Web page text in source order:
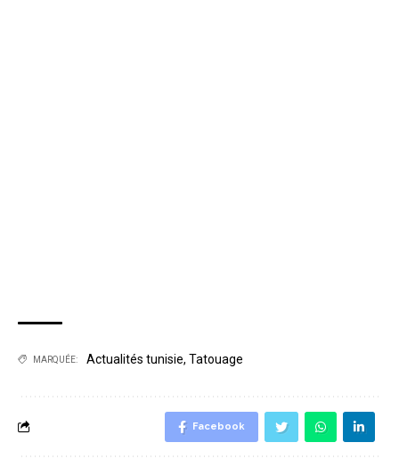
MARQUÉE: Actualités tunisie, Tatouage
Facebook